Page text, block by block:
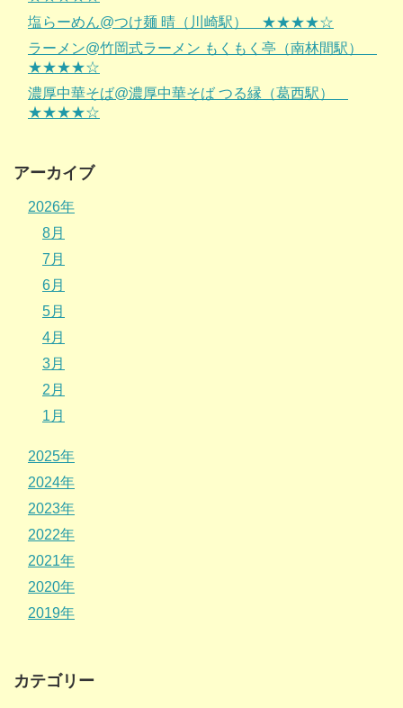
塩らーめん@つけ麺 晴（川崎駅） ★★★★☆
ラーメン@竹岡式ラーメン もくもく亭（南林間駅）
★★★★☆
濃厚中華そば@濃厚中華そば つる縁（葛西駅）
★★★★☆
アーカイブ
2026年
8月
7月
6月
5月
4月
3月
2月
1月
2025年
2024年
2023年
2022年
2021年
2020年
2019年
カテゴリー